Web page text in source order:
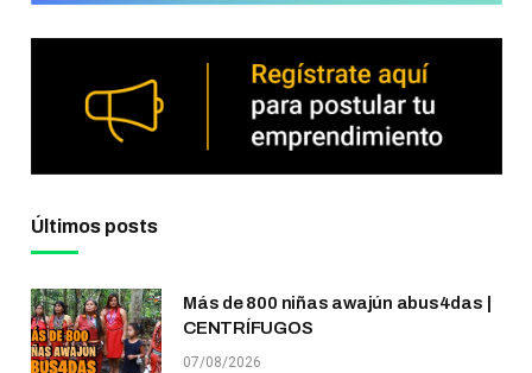
Últimos posts
Más de 800 niñas awajún abus4das |
CENTRÍFUGOS
07/08/2026